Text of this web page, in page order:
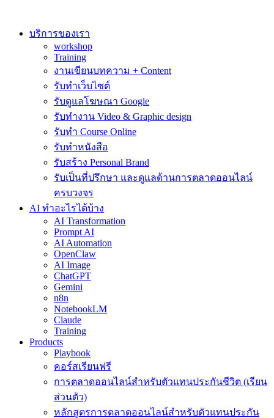
contentบริการของเรา
workshop
Training
งานเขียนบทความ + Content
รับทำเว็บไซต์
รับดูแลโฆษณา Google
รับทำงาน Video & Graphic design
รับทำ Course Online
รับทำหนังสือ
รับสร้าง Personal Brand
รับเป็นที่ปรึกษา และดูแลด้านการตลาดออนไลน์
ครบวงจร
AI ทำอะไรได้บ้าง
AI Transformation
Prompt AI
AI Automation
OpenClaw
AI Image
ChatGPT
Gemini
n8n
NotebookLM
Claude
Training
Products
Playbook
คอร์สเรียนฟรี
การตลาดออนไลน์สำหรับตัวแทนประกันชีวิต (เรียน
ส่วนตัว)
หลักสูตรการตลาดออนไลน์สำหรับตัวแทนประกัน